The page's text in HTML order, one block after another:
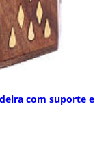
com suporte